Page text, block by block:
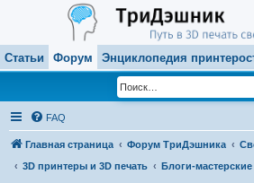
Статьи Форум Энциклопедия
FAQ
Главная страница Форум ТриДэшника
3D принтеры и 3D печать
Блоги-мастерские